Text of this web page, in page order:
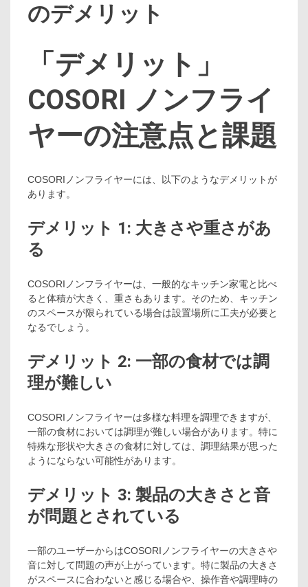
のデメリット
「デメリット」
COSORI ノンフライ
ヤーの注意点と課題
COSORIノンフライヤーには、以下のようなデメリットが
あります。
デメリット 1: 大きさや重さがあ
る
COSORIノンフライヤーは、一般的なキッチン家電と比べ
ると体積が大きく、重さもあります。そのため、キッチン
のスペースが限られている場合は設置場所に工夫が必要と
なるでしょう。
デメリット 2: 一部の食材では調
理が難しい
COSORIノンフライヤーは多様な料理を調理できますが、
一部の食材においては調理が難しい場合があります。特に
特殊な形状や大きさの食材に対しては、調理結果が思った
ようにならない可能性があります。
デメリット 3: 製品の大きさと音
が問題とされている
一部のユーザーからはCOSORIノンフライヤーの大きさや
音に対して問題の声が上がっています。特に製品の大きさ
がスペースに合わないと感じる場合や、操作音や調理時の